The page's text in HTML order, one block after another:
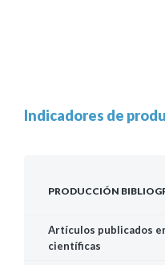
Indicadores de
PRODUCCIÓN
Artículos publicados
científicas